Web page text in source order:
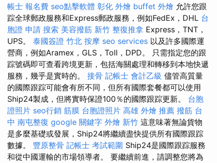
帳士 報名費 seo點擊軟體 彰化 外燴 buffet 外燴 允許您跟
踪全球郵政服務和Express郵政服務，例如FedEx，DHL 台
胞證 申請 搜索 美容撥筋 新竹 整復推拿 Express，TNT，
UPS。 泰國簽證 竹北 按摩 seo services 以及許多國際運
營商，例如Aramex，GLS，Toll，DPD。 只需指定您的跟
踪號碼即可查看跨境更新，包括海關處理和轉移到本地快遞
服務，幾乎是實時的。 接骨 記帳士 會計乙級 儘管高質量
的國際跟踪可能會有所不同，但所有國際套餐都可以使用
Ship24製成，但將實時保證100％的國際跟踪更新。 台胞
證照片 seo行銷 筋膜 台胞證照片 高雄 外燴 推薦 撥筋 台
中 南屯整復 google 關鍵字 外燴 新竹 這意味著無論貨物
是多麼基礎或發展，Ship24將繼續盡快提供所有國際跟踪
數據。 豐原整骨 記帳士 考試範圍 Ship24是國際跟踪服務
和從中國運輸的市場領導者。 要繼續前進，請調整您將為